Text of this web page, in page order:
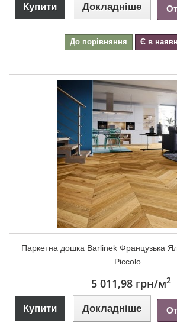
Купити Докладніше
До порівняння Є в
Паркетна дошка Barlinek Французька
Piccolo...
5 011,98 грн/м2
Купити Докладніше